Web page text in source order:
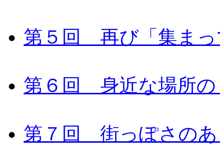
第５回 再び「集まっ
第６回 身近な場所の
第７回 街っぽさのあ